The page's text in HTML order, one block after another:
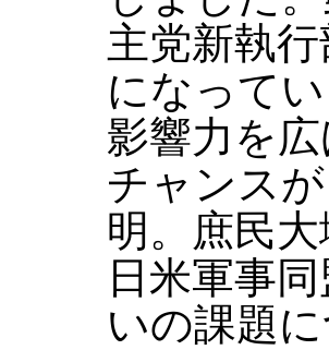
主党新執
になって
影響力を
チャンス
明。庶民
日米軍事
いの課題